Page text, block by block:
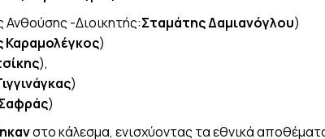
-Διοικητής:Σταμάτης Δαμιανόγλου)
Καραμολέγκος)
),
)
)
στο κάλεσμα, ενισχύοντας τα εθνικά